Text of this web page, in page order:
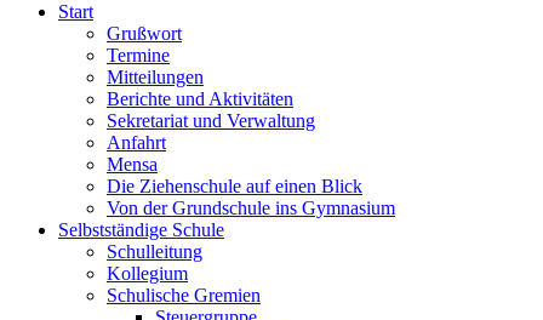
Start
Grußwort
Termine
Mitteilungen
Berichte und Aktivitäten
Sekretariat und Verwaltung
Anfahrt
Mensa
Die Ziehenschule auf einen Blick
Von der Grundschule ins Gymnasium
Selbstständige Schule
Schulleitung
Kollegium
Schulische Gremien